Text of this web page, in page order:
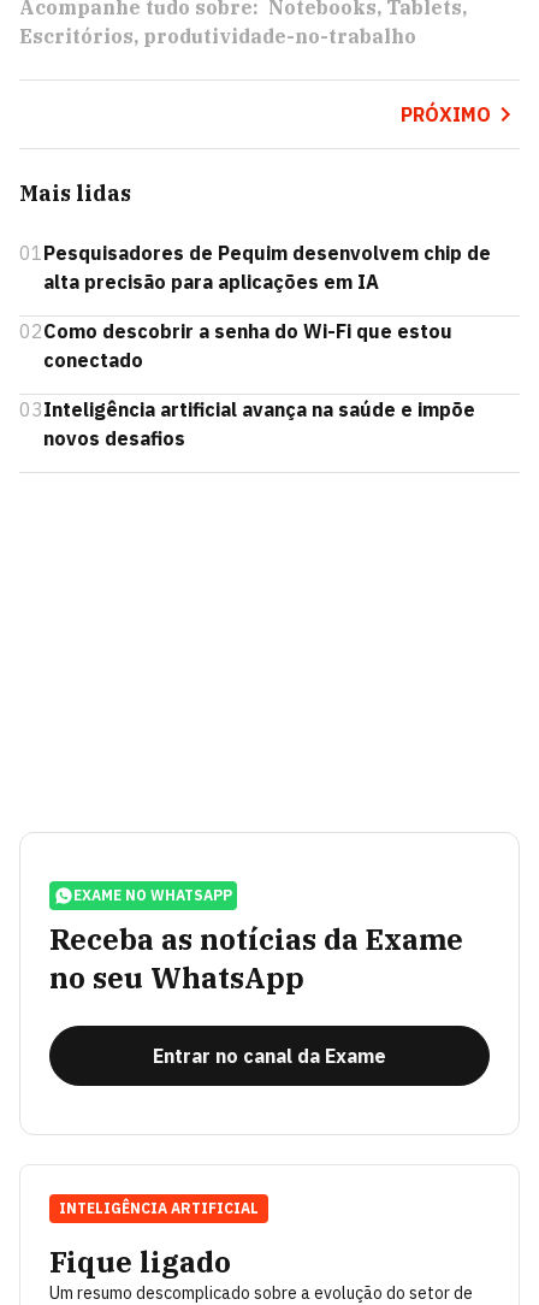
Acompanhe tudo sobre: Notebooks Tablets
Escritórios produtividade-no-trabalho
PRÓXIMO
Mais lidas
01Pesquisadores de Pequim desenvolvem chip de
alta precisão para aplicações em IA
02Como descobrir a senha do Wi-Fi que estou
conectado
03Inteligência artificial avança na saúde e impõe
novos desafios
EXAME NO WHATSAPP
Receba as notícias da Exame
no seu WhatsApp
Entrar no canal da Exame
Fique ligado
Um resumo descomplicado sobre a evolução do setor de
INTELIGÊNCIA ARTIFICIAL